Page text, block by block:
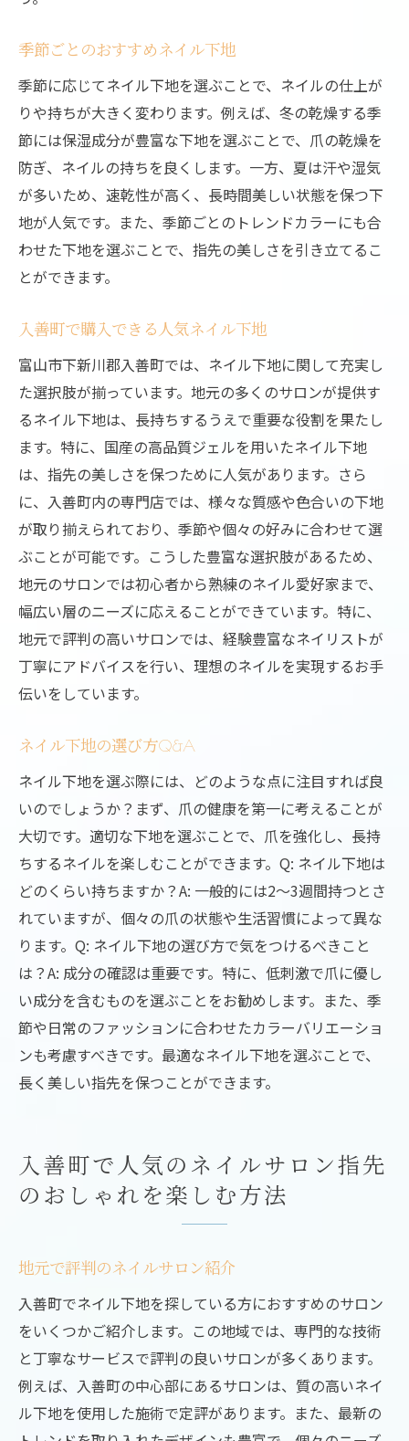
季節ごとのおすすめネイル下地
季節に応じてネイル下地を選ぶことで、ネイルの仕上が
りや持ちが大きく変わります。例えば、冬の乾燥する季
節には保湿成分が豊富な下地を選ぶことで、爪の乾燥を
防ぎ、ネイルの持ちを良くします。一方、夏は汗や湿気
が多いため、速乾性が高く、長時間美しい状態を保つ下
地が人気です。また、季節ごとのトレンドカラーにも合
わせた下地を選ぶことで、指先の美しさを引き立てるこ
とができます。
入善町で購入できる人気ネイル下地
富山市下新川郡入善町では、ネイル下地に関して充実し
た選択肢が揃っています。地元の多くのサロンが提供す
るネイル下地は、長持ちするうえで重要な役割を果たし
ます。特に、国産の高品質ジェルを用いたネイル下地
は、指先の美しさを保つために人気があります。さら
に、入善町内の専門店では、様々な質感や色合いの下地
が取り揃えられており、季節や個々の好みに合わせて選
ぶことが可能です。こうした豊富な選択肢があるため、
地元のサロンでは初心者から熟練のネイル愛好家まで、
幅広い層のニーズに応えることができています。特に、
地元で評判の高いサロンでは、経験豊富なネイリストが
丁寧にアドバイスを行い、理想のネイルを実現するお手
伝いをしています。
ネイル下地の選び方Q&A
ネイル下地を選ぶ際には、どのような点に注目すれば良
いのでしょうか？まず、爪の健康を第一に考えることが
大切です。適切な下地を選ぶことで、爪を強化し、長持
ちするネイルを楽しむことができます。Q: ネイル下地は
どのくらい持ちますか？A: 一般的には2〜3週間持つとさ
れていますが、個々の爪の状態や生活習慣によって異な
ります。Q: ネイル下地の選び方で気をつけるべきこと
は？A: 成分の確認は重要です。特に、低刺激で爪に優し
い成分を含むものを選ぶことをお勧めします。また、季
節や日常のファッションに合わせたカラーバリエーショ
ンも考慮すべきです。最適なネイル下地を選ぶことで、
長く美しい指先を保つことができます。
入善町で人気のネイルサロン指先
のおしゃれを楽しむ方法
地元で評判のネイルサロン紹介
入善町でネイル下地を探している方におすすめのサロン
をいくつかご紹介します。この地域では、専門的な技術
と丁寧なサービスで評判の良いサロンが多くあります。
例えば、入善町の中心部にあるサロンは、質の高いネイ
ル下地を使用した施術で定評があります。また、最新の